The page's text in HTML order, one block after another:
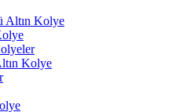
Altın Kolye
Kolye